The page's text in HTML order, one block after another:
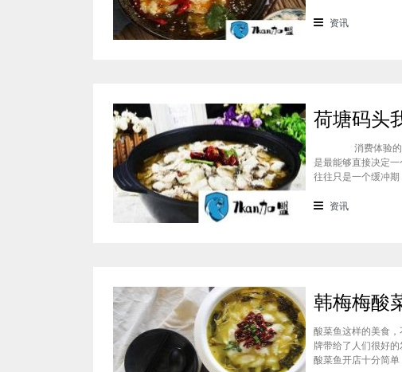
少侠酸菜鱼加盟费多
资讯
消费体验的优越
是最能够直接决定
往往只是一个缓冲
线品牌占领主要市场
资讯
酸菜鱼这样的美食
牌带给了人们很好
酸菜鱼开店十分简